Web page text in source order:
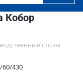
Кобор
столы
60/430